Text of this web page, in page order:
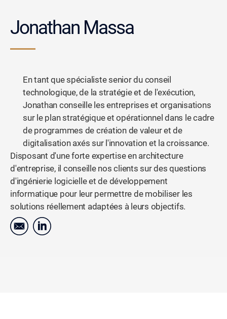
Jonathan Massa
En tant que spécialiste senior du conseil
technologique, de la stratégie et de l'exécution,
Jonathan conseille les entreprises et organisations
sur le plan stratégique et opérationnel dans le cadre
de programmes de création de valeur et de
digitalisation axés sur l'innovation et la croissance.
Disposant d'une forte expertise en architecture
d'entreprise, il conseille nos clients sur des questions
d'ingénierie logicielle et de développement
informatique pour leur permettre de mobiliser les
solutions réellement adaptées à leurs objectifs.